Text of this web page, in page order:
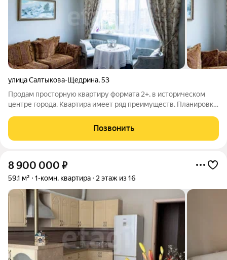
улица Салтыкова-Щедрина,53
Продам просторную квартиру формата 2+, в историческом
центре города. Квартира имеет ряд преимуществ. Планировка
правильной формы. Кухня-гостиная разделена на
функциональные зоны: зону кухни и зону
Позвонить
8 900 000 ₽
59,1 м² 1-комн. квартира 2 этаж из 16